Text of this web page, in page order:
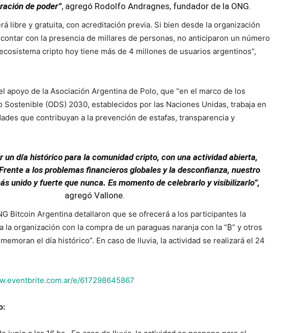
de poder”, agregó Rodolfo Andragnes, fundador de la ONG.
libre y gratuita, con acreditación previa. Si bien desde la organización
con la presencia de millares de personas, no anticiparon un número
cripto hoy tiene más de 4 millones de usuarios argentinos”,
apoyo de la Asociación Argentina de Polo, que “en el marco de los
Sostenible (ODS) 2030, establecidos por las Naciones Unidas, trabaja en
que contribuyan a la prevención de estafas, transparencia y
un día histórico para la comunidad cripto, con una actividad abierta,
a los problemas financieros globales y la desconfianza, nuestro
unido y fuerte que nunca. Es momento de celebrarlo y visibilizarlo”,
agregó Vallone.
Bitcoin Argentina detallaron que se ofrecerá a los participantes la
la organización con la compra de un paraguas naranja con la “₿” y otros
el día histórico”. En caso de lluvia, la actividad se realizará el 24
e/617298645867